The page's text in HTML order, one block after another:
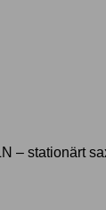
– stationärt